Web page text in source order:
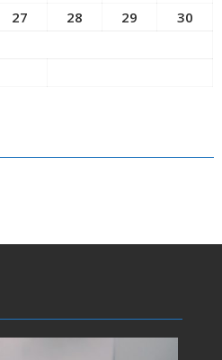
27 28 29
30